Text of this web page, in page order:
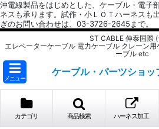
沖電線製品をはじめとした、ケーブル・電子
ネスも承ります。試作・小ＬＯＴハーネスも
ぎのお問い合わせは、03-3726-2645まで。
ST CABLE 伸泰国際
エレベーターケーブル 電力ケーブル クレーン
ーブル etc
メニュー
ケーブル・パーツショ
カテゴリ 商品検索 ハーネス加工